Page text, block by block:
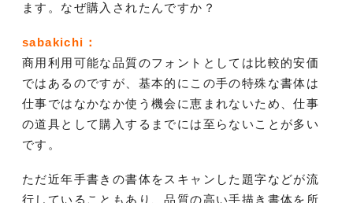
ます。なぜ購入されたんですか？
sabakichi：
商用利用可能な品質のフォントとしては比較的安価
ではあるのですが、基本的にこの手の特殊な書体は
仕事ではなかなか使う機会に恵まれないため、仕事
の道具として購入するまでには至らないことが多い
です。
ただ近年手書きの書体をスキャンした題字などが流
行していることもあり、品質の高い手描き書体を所